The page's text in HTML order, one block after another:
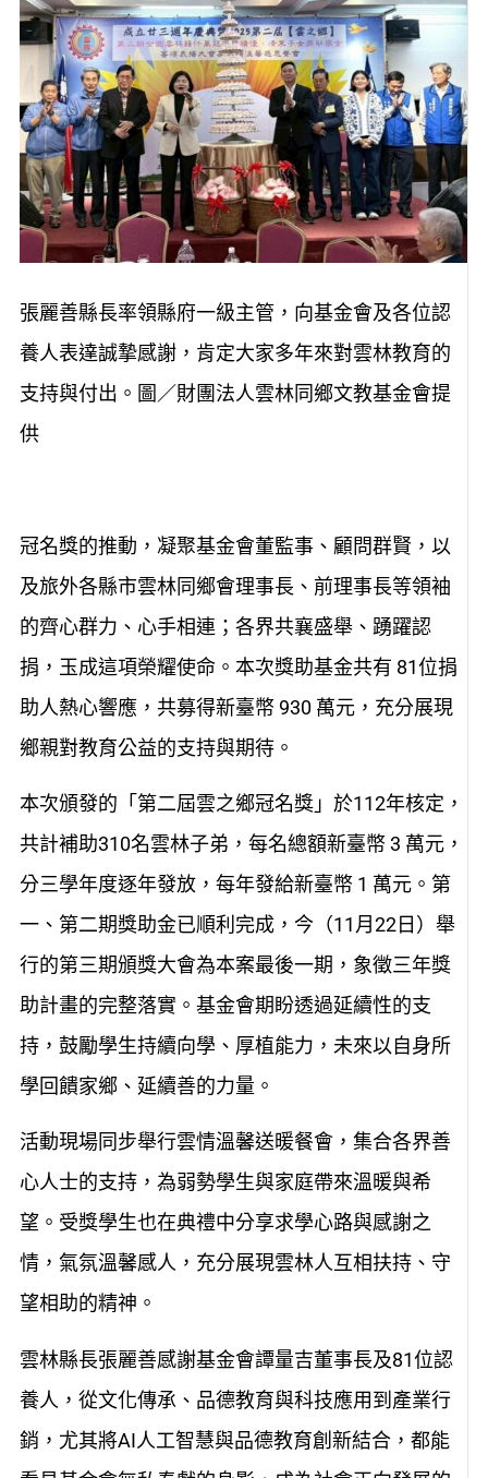
張麗善縣長率領縣府一級主管，向基金會及各位認
養人表達誠摯感謝，肯定大家多年來對雲林教育的
支持與付出。圖／財團法人雲林同鄉文教基金會提
供
冠名獎的推動，凝聚基金會董監事、顧問群賢，以
及旅外各縣市雲林同鄉會理事長、前理事長等領袖
的齊心群力、心手相連；各界共襄盛舉、踴躍認
捐，玉成這項榮耀使命。本次獎助基金共有 81位捐
助人熱心響應，共募得新臺幣 930 萬元，充分展現
鄉親對教育公益的支持與期待。
本次頒發的「第二屆雲之鄉冠名獎」於112年核定，
共計補助310名雲林子弟，每名總額新臺幣 3 萬元，
分三學年度逐年發放，每年發給新臺幣 1 萬元。第
一、第二期獎助金已順利完成，今（11月22日）舉
行的第三期頒獎大會為本案最後一期，象徵三年獎
助計畫的完整落實。基金會期盼透過延續性的支
持，鼓勵學生持續向學、厚植能力，未來以自身所
學回饋家鄉、延續善的力量。
活動現場同步舉行雲情溫馨送暖餐會，集合各界善
心人士的支持，為弱勢學生與家庭帶來溫暖與希
望。受獎學生也在典禮中分享求學心路與感謝之
情，氣氛溫馨感人，充分展現雲林人互相扶持、守
望相助的精神。
雲林縣長張麗善感謝基金會譚量吉董事長及81位認
養人，從文化傳承、品德教育與科技應用到產業行
銷，尤其將AI人工智慧與品德教育創新結合，都能